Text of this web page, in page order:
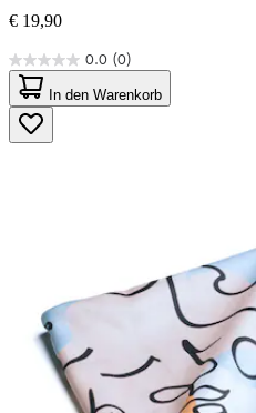
€ 19,90
0.0 (0)
0.0
von
5
Sternen.
In den Warenkorb